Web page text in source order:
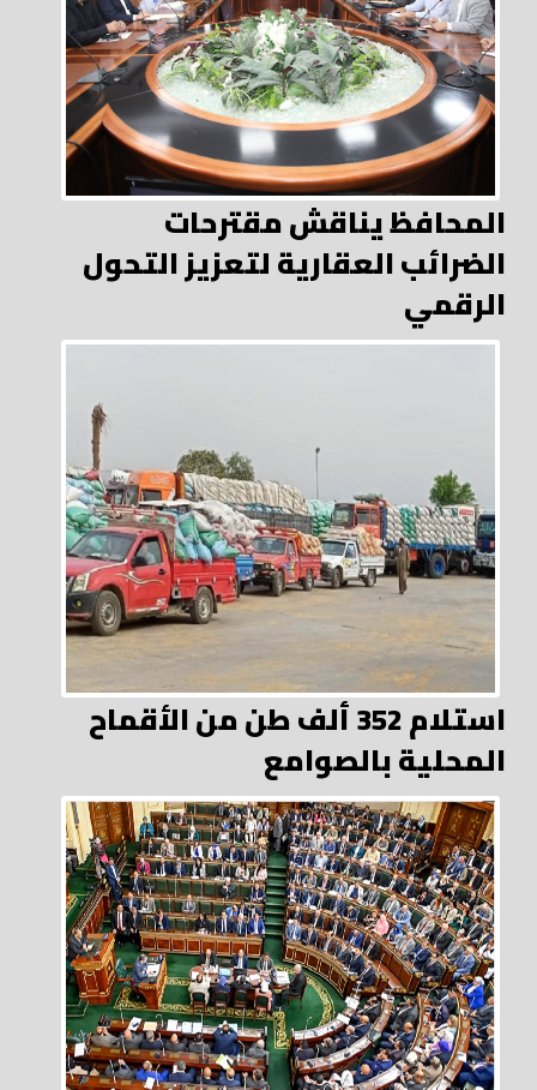
المحافظ يناقش مقترحات
الضرائب العقارية لتعزيز التحول
الرقمي
استلام 352 ألف طن من الأقماح
المحلية بالصوامع